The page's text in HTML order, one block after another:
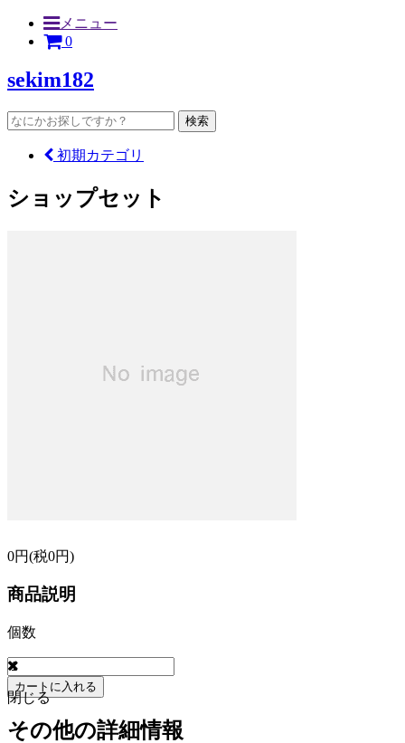
メニュー
0
sekim182
検索
初期カテゴリ
ショップセット
0円(税0円)
商品説明
個数
カートに入れる
その他の詳細情報
閉じる